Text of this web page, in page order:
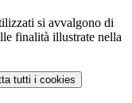
si avvalgono di
finalità illustrate nella
tutti i cookies